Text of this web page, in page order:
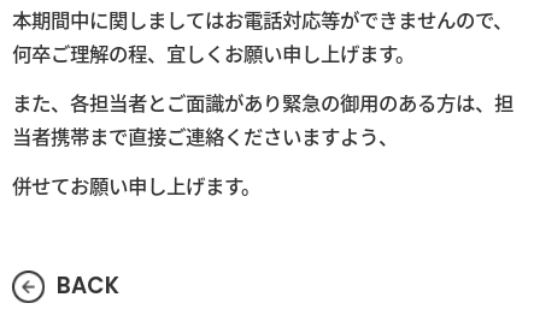
本期間中に関しましてはお電話対応等ができませんので、
何卒ご理解の程、宜しくお願い申し上げます。
また、各担当者とご面識があり緊急の御用のある方は、担
当者携帯まで直接ご連絡くださいますよう、
併せてお願い申し上げます。
BACK